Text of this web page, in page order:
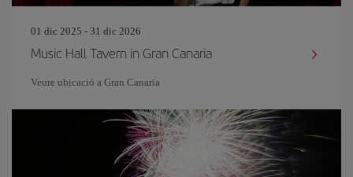
01 dic 2025 - 31 dic 2026
Music Hall Tavern in Gran Canaria
Veure ubicació a Gran Canaria